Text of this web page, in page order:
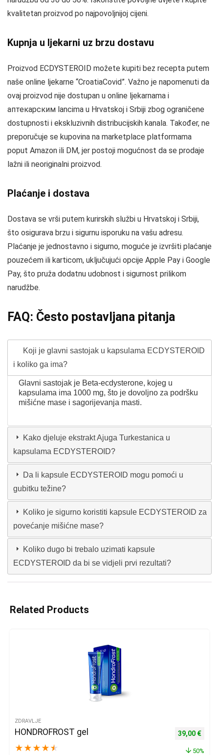
kvalitetan proizvod po najpovoljnijoj cijeni.
Kupnja u ljekarni uz brzu dostavu
Proizvod ECDYSTEROID možete kupiti bez recepta putem
naše online ljekarne “CroatiaCovid”. Važno je napomenuti da
ovaj proizvod nije dostupan u online ljekarnama i
аптекарским lancima u Hrvatskoj i Srbiji zbog ograničene
dostupnosti i ekskluzivnih distribucijskih kanala. Također, ne
preporučuje se kupovina na marketplace platformama
poput Amazon ili DM, jer postoji mogućnost da se prodaje
lažni ili neoriginalni proizvod.
Plaćanje i dostava
Dostava se vrši putem kurirskih službi u Hrvatskoj i Srbiji,
što osigurava brzu i sigurnu isporuku na vašu adresu.
Plaćanje je jednostavno i sigurno, moguće je izvršiti plaćanje
pouzećem ili karticom, uključujući opcije Apple Pay i Google
Pay, što pruža dodatnu udobnost i sigurnost prilikom
narudžbe.
FAQ: Često postavljana pitanja
Koji je glavni sastojak u kapsulama ECDYSTEROID
i koliko ga ima?
Glavni sastojak je Beta-ecdysterone, kojeg u
kapsulama ima 1000 mg, što je dovoljno za podršku
mišićne mase i sagorijevanja masti.
Kako djeluje ekstrakt Ajuga Turkestanica u
kapsulama ECDYSTEROID?
Da li kapsule ECDYSTEROID mogu pomoći u
gubitku težine?
Koliko je sigurno koristiti kapsule ECDYSTEROID za
povećanje mišićne mase?
Koliko dugo bi trebalo uzimati kapsule
ECDYSTEROID da bi se vidjeli prvi rezultati?
Related Products
ZDRAVLJE
HONDROFROST gel
★ ★ ★ ★ ★
Izvorna
39,00 €
50%